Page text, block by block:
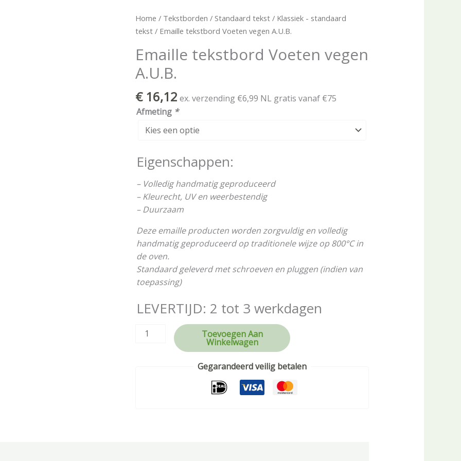
Home / Tekstborden / Standaard tekst / Klassiek - standaard
tekst / Emaille tekstbord Voeten vegen A.U.B.
Emaille tekstbord Voeten vegen
A.U.B.
€16,12 ex. verzending €6,99 NL gratis vanaf €75
Afmeting *
Eigenschappen:
– Volledig handmatig geproduceerd
– Kleurecht, UV en weerbestendig
– Duurzaam
Deze emaille producten worden zorgvuldig en volledig
handmatig geproduceerd op traditionele wijze op 800°C in
de oven.
Standaard geleverd met schroeven en pluggen (indien van
toepassing)
LEVERTIJD: 2 tot 3 werkdagen
Emaille
tekstbord
vegen
A.U.B.
aantal
Toevoegen Aan
Winkelwagen
Gegarandeerd veilig betalen